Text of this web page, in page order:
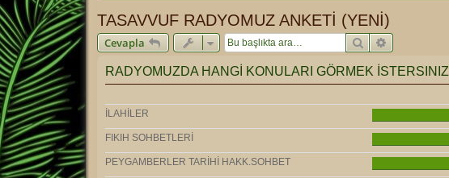
TASAVVUF RADYOMUZ ANKETİ (YENİ)
Cevapla Ara
RADYOMUZDA HANGİ KONULARI GÖRMEK İSTERSINIZ
İLAHİLER
FIKIH SOHBETLERİ
PEYGAMBERLER TARİHİ HAKK.SOHBET